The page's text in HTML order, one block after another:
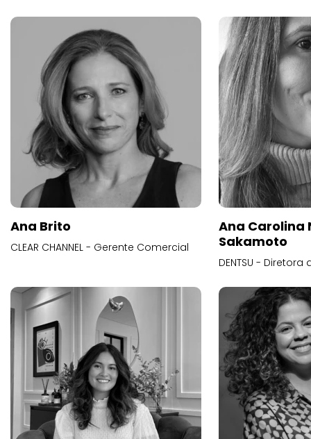
Ana Brito
CLEAR CHANNEL - Gerente Comercial
Ana Carolina
Sakamoto
DENTSU -